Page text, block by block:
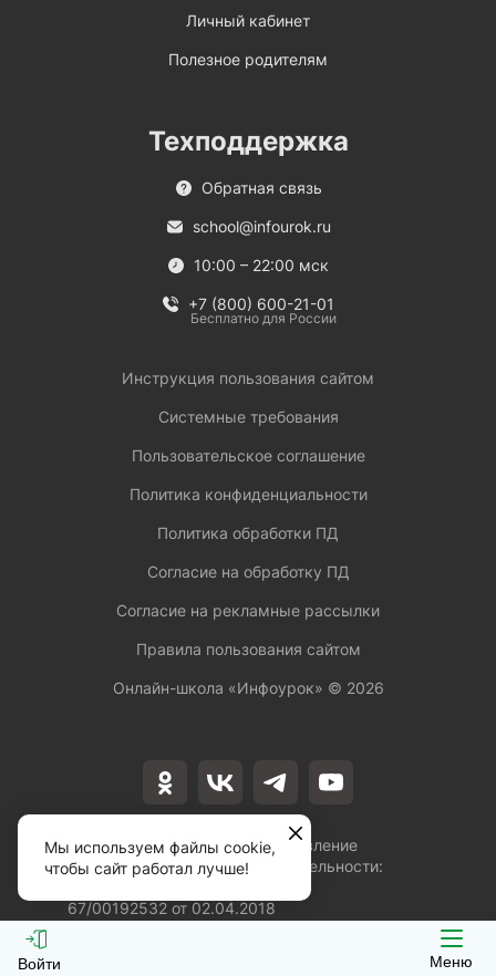
Войти Меню
Лицензия на осуществление
образовательной деятельности:
67/00192532 от 02.04.2018
Личный кабинет
Полезное родителям
Техподдержка
Обратная связь
school@infourok.ru
10:00 – 22:00 мск
+7 (800) 600-21-01
Бесплатно для России
Инструкция пользования сайтом
Системные требования
Пользовательское соглашение
Политика конфиденциальности
Политика обработки ПД
Согласие на обработку ПД
Согласие на рекламные рассылки
Правила пользования сайтом
Онлайн-школа «Инфоурок» © 2026
Мы используем файлы cookie,
чтобы сайт работал лучше!